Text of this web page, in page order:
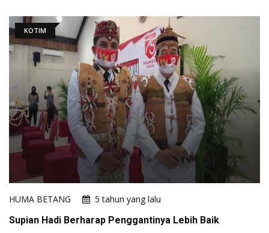
KOTIM
HUMA BETANG
5 tahun yang lalu
Supian Hadi Berharap Penggantinya Lebih Baik